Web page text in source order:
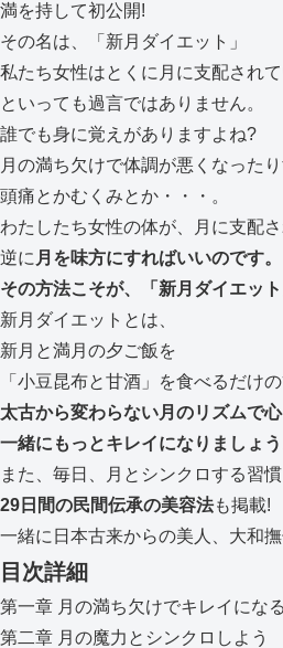
満を持して初公開!
その名は、「新月ダイエット」
私たち女性はとくに月に支配され
といっても過言ではありません。
誰でも身に覚えがありますよね?
月の満ち欠けで体調が悪くなったり
頭痛とかむくみとか・・・。
わたしたち女性の体が、月に支配
逆に 月を味方にすればいいのです。
その方法こそが、「新月ダイエット
新月ダイエットとは、
新月と満月の夕ご飯を
「小豆昆布と甘酒」を食べるだけ
太古から変わらない月のリズムで
一緒にもっとキレイになりましょう
また、毎日、月とシンクロする習慣
29日間の民間伝承の美容法も掲載!
一緒に日本古来からの美人、大和
目次詳細
第一章 月の満ち欠けでキレイになる
第二章 月の魔力とシンクロしよう